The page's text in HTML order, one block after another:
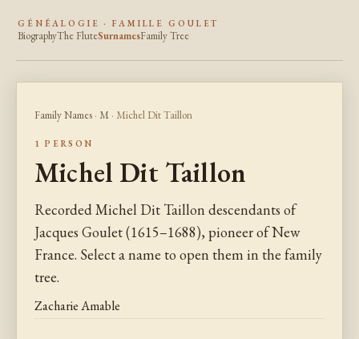
GÉNÉALOGIE · FAMILLE GOULET
BiographyThe FluteSurnamesFamily Tree
Family Names · M · Michel Dit Taillon
1 PERSON
Michel Dit Taillon
Recorded Michel Dit Taillon descendants of
Jacques Goulet (1615–1688), pioneer of New
France. Select a name to open them in the family
tree.
Zacharie Amable